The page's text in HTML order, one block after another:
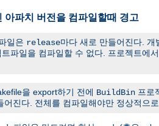
아파치 버전을 컴파일할때 경고
일은 release마다 새로 만들어진다. 개
트파일을 컴파일할 수 없다. 프로젝트에
을 export하기 전에 BuildBin 프로
어진다. 전체를 컴파일해야만 정상적으